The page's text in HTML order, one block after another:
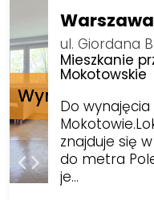
ul. Giordana
Mieszkanie
Mokotowskie
Do
znajduje się
do metra
je…